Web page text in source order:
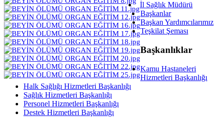
İl Sağlık Müdürü
Başkanlar
Başkan Yardımcılarımız
Teşkilat Şeması
Başkanlıklar
Kamu Hastaneleri
Hizmetleri Başkanlığı
Halk Sağlığı Hizmetleri Başkanlığı
Sağlık Hizmetleri Başkanlığı
Personel Hizmetleri Başkanlığı
Destek Hizmetleri Başkanlığı